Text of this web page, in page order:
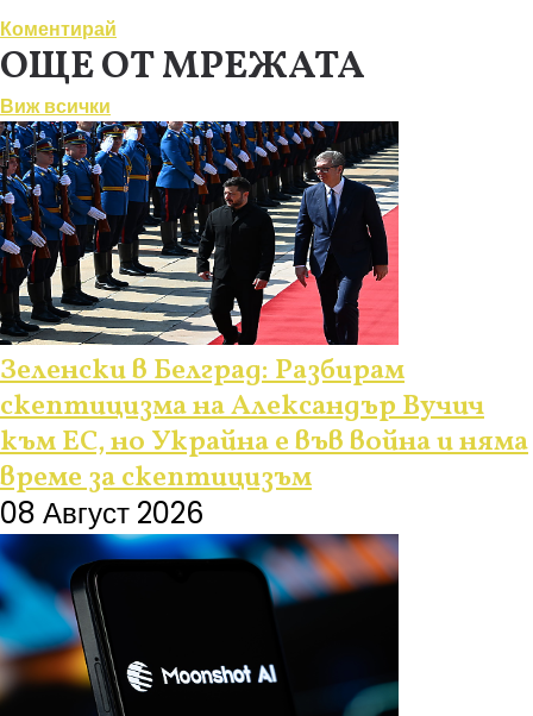
Коментирай
ОЩЕ ОТ МРЕЖАТА
Виж всички
Зеленски в Белград: Разбирам
скептицизма на Александър Вучич
към ЕС, но Украйна е във война и няма
време за скептицизъм
08 Август 2026